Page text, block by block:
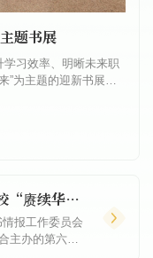
题书展
习效率、明晰未来职
”为主题的迎新书展。
我校在第六届河南省高校“赓续华夏文脉·唱响时代新篇”主题诵读大赛中喜获佳绩
报工作委员会
主办的第六届